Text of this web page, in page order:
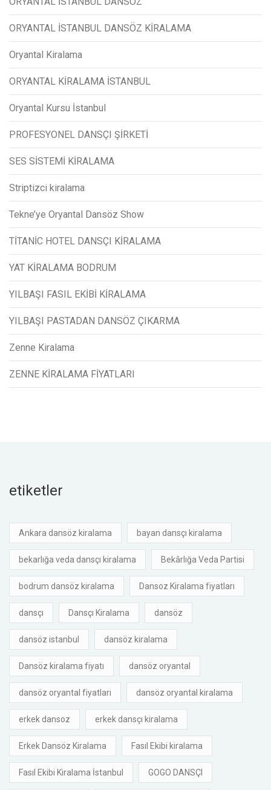
ORYANTAL İSTANBUL DANSÖZ KİRALAMA
Oryantal Kiralama
ORYANTAL KİRALAMA İSTANBUL
Oryantal Kursu İstanbul
PROFESYONEL DANSÇI ŞİRKETİ
SES SİSTEMİ KİRALAMA
Striptizci kiralama
Tekne’ye Oryantal Dansöz Show
TİTANİC HOTEL DANSÇI KİRALAMA
YAT KİRALAMA BODRUM
YILBAŞI FASIL EKİBİ KİRALAMA
YILBAŞI PASTADAN DANSÖZ ÇIKARMA
Zenne Kiralama
ZENNE KİRALAMA FİYATLARI
etiketler
Ankara dansöz kiralama bayan dansçı kiralama
bekarlığa veda dansçı kiralama Bekârlığa Veda Partisi
bodrum dansöz kiralama Dansoz Kiralama fiyatları
dansçı Dansçı Kiralama dansöz
dansöz istanbul dansöz kiralama
Dansöz kiralama fiyatı dansöz oryantal
dansöz oryantal fiyatları dansöz oryantal kiralama
erkek dansoz erkek dansçı kiralama
Erkek Dansöz Kiralama Fasıl Ekibi kiralama
Fasıl Ekibi Kiralama İstanbul GOGO DANSÇI